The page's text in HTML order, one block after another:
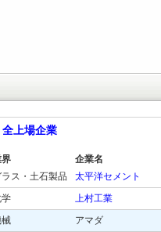
全上場企業
企業名
ラス・土石製品
太平洋セメント
上村工業
アマダ